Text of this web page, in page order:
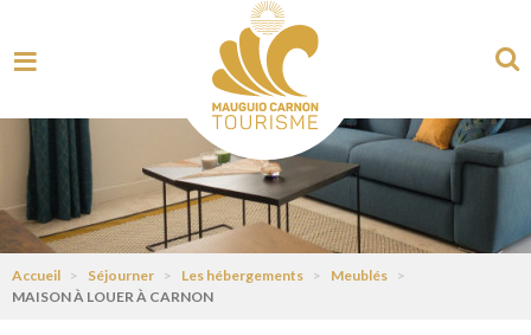
Accueil > Séjourner > Les hébergements > Meublés >
MAISON À LOUER À CARNON